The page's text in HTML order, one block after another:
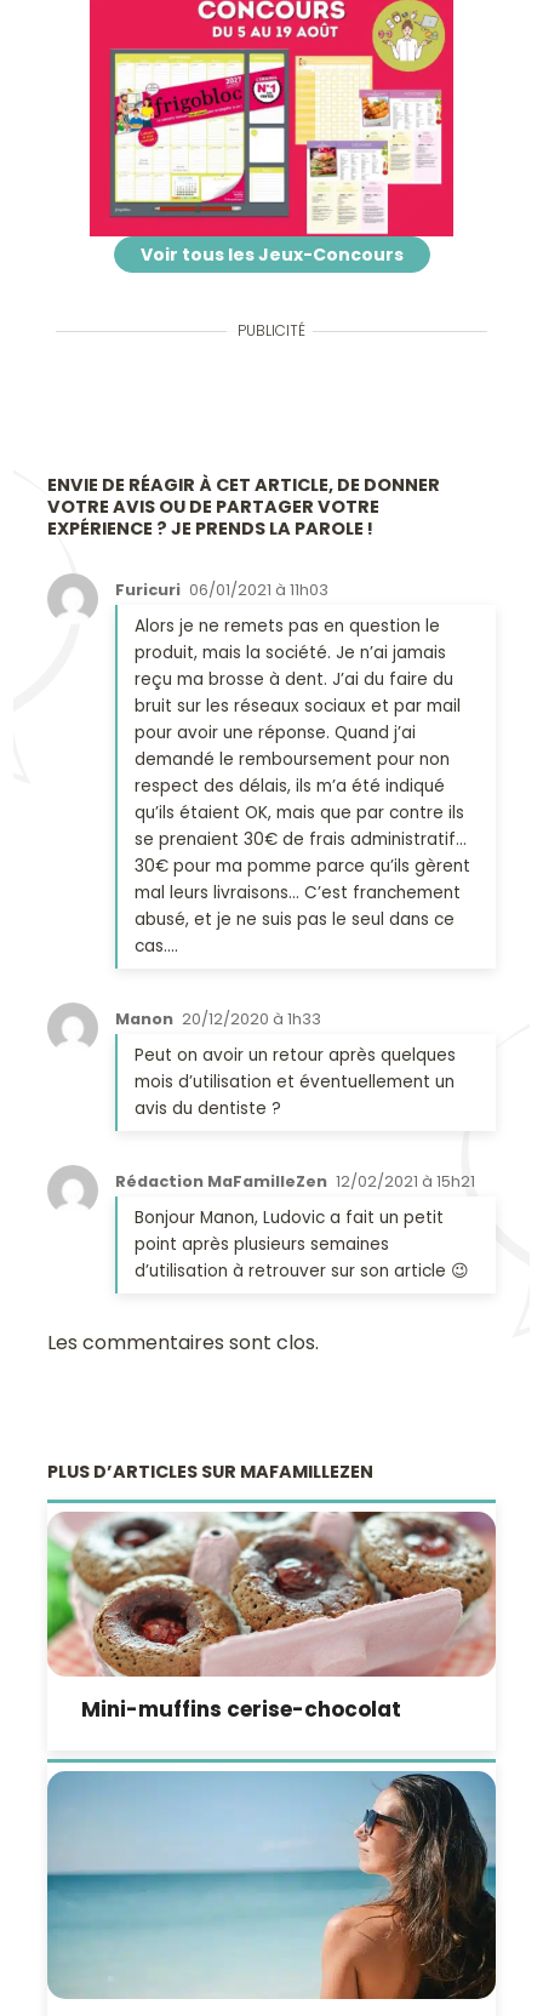
Voir tous les Jeux-Concours
PUBLICITÉ
ENVIE DE RÉAGIR À CET ARTICLE, DE DONNER
VOTRE AVIS OU DE PARTAGER VOTRE
EXPÉRIENCE ? JE PRENDS LA PAROLE !
Furicuri 06/01/2021 à 11h03
Alors je ne remets pas en question le
produit, mais la société. Je n’ai jamais
reçu ma brosse à dent. J’ai du faire du
bruit sur les réseaux sociaux et par mail
pour avoir une réponse. Quand j’ai
demandé le remboursement pour non
respect des délais, ils m’a été indiqué
qu’ils étaient OK, mais que par contre ils
se prenaient 30€ de frais administratif…
30€ pour ma pomme parce qu’ils gèrent
mal leurs livraisons… C’est franchement
abusé, et je ne suis pas le seul dans ce
cas….
Manon 20/12/2020 à 1h33
Peut on avoir un retour après quelques
mois d’utilisation et éventuellement un
avis du dentiste ?
Rédaction MaFamilleZen 12/02/2021 à 15h21
Bonjour Manon, Ludovic a fait un petit
point après plusieurs semaines
d’utilisation à retrouver sur son article 😉
Les commentaires sont clos.
PLUS D’ARTICLES SUR MAFAMILLEZEN
Mini-muffins cerise-chocolat